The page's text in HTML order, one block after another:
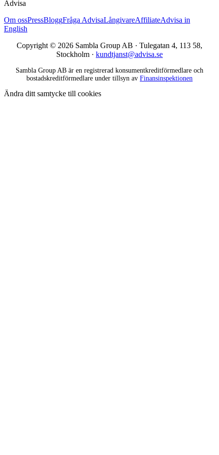
Advisa
Om ossPressBloggFråga AdvisaLångivareAffiliateAdvisa in
English
Copyright © 2026 Sambla Group AB · Tulegatan 4, 113 58,
Stockholm · kundtjanst@advisa.se
Sambla Group AB är en registrerad konsumentkreditförmedlare och
bostadskreditförmedlare under tillsyn av Finansinspektionen
Ändra ditt samtycke till cookies